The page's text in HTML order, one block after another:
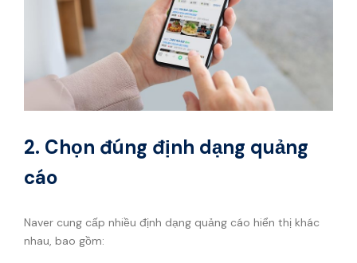
2. Chọn đúng định dạng quảng
cáo
Naver cung cấp nhiều định dạng quảng cáo hiển thị khác
nhau, bao gồm: